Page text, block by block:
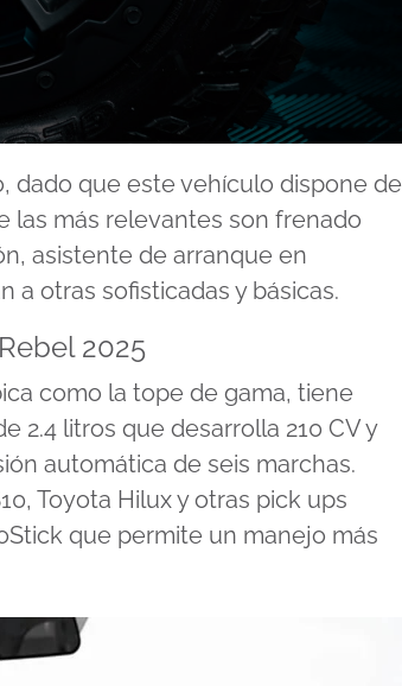
dado que este vehículo dispone de
las más relevantes son frenado
asistente de arranque en
a otras sofisticadas y básicas.
2025
como la tope de gama, tiene
2.4 litros que desarrolla 210 CV y
automática de seis marchas.
Toyota Hilux y otras pick ups
que permite un manejo más